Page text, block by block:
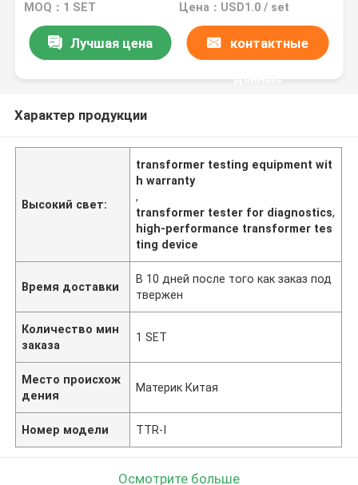
MOQ：1 SET Цена：USD1.0 / set
Лучшая цена контактные
данные
Характер продукции
Высокий свет:
transformer testing equipment wit
h warranty
,
transformer tester for diagnostics,
high-performance transformer tes
ting device
Время доставки
В 10 дней после того как заказ под
твержен
Количество мин
заказа
1 SET
Место происхож
дения
Материк Китая
Номер модели TTR-I
Осмотрите больше